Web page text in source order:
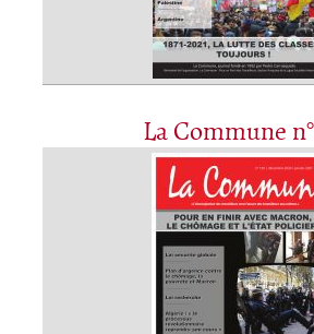
La Commune